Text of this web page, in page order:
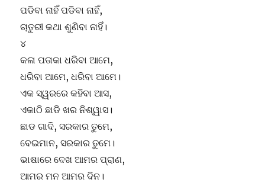
ପଡିବା ନାହିଁ ପଡିବା ନାହିଁ,
ଚାତୁରୀ କଥା ଶୁଣିବା ନାହିଁ।
୪
କଳା ପତାକା ଧରିବା ଆମେ,
ଧରିବା ଆମେ, ଧରିବା ଆମେ।
ଏକ ସ୍ୱରରେ କହିବା ଆସ,
ଏକାଠି ଛାଡି ଖର ନିଶ୍ୱାସ।
ଛାଡ ଗାଦି, ସରକାର ତୁମେ,
ବେଇମାନ, ସରକାର ତୁମେ।
ଭାଷାରେ ଦେଖ ଆମର ପ୍ରାଣ,
ଆମର ମନ ଆମର ଦିନ।